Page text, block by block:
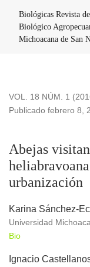
Biológicas Revista
Biológico
Michoacana de San
VOL. 18 NÚM. 1
Abejas
urbanización
Publicado febrero 8,
Karina Sánchez-
Universidad
Bio
Ignacio